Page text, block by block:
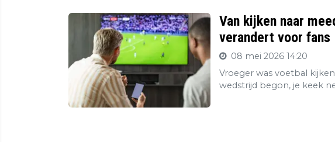
Van kijken naar
verandert voor fans
08 mei 2026 14:20
Vroeger was voetbal
wedstrijd begon, je keek